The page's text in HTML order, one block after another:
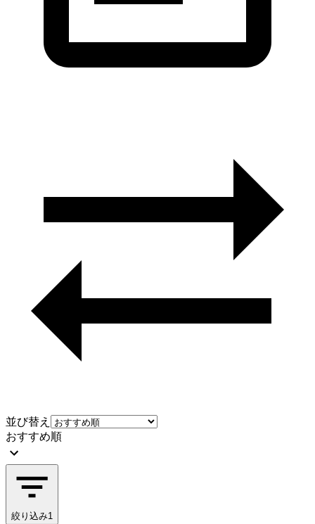
並び替え
おすすめ順
絞り込み1